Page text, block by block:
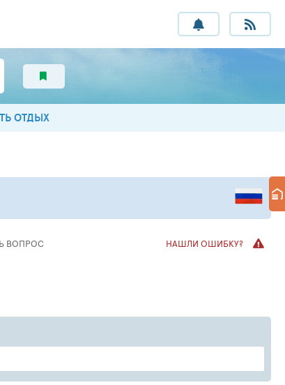
ОТДЫХ
ВОПРОС НАШЛИ ОШИБКУ?